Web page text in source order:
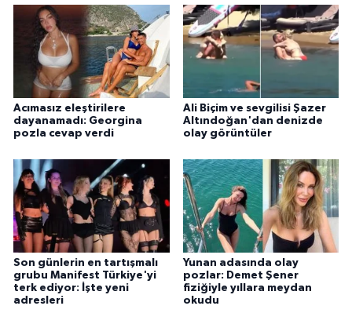
Acımasız eleştirilere
dayanamadı: Georgina
pozla cevap verdi
Ali Biçim ve sevgilisi Şazer
Altındoğan'dan denizde
olay görüntüler
Son günlerin en tartışmalı
grubu Manifest Türkiye'yi
terk ediyor: İşte yeni
adresleri
Yunan adasında olay
pozlar: Demet Şener
fiziğiyle yıllara meydan
okudu